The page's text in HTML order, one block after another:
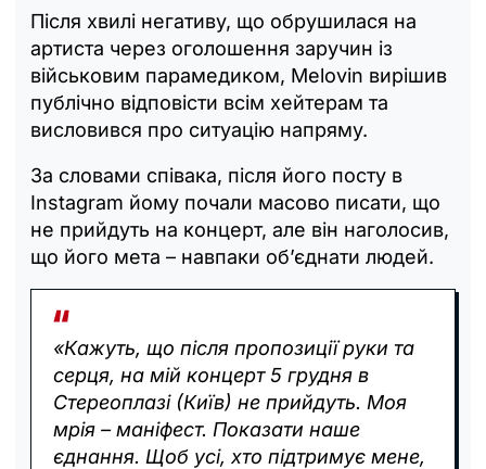
Після хвилі негативу, що обрушилася на
артиста через оголошення заручин із
військовим парамедиком, Melovin вирішив
публічно відповісти всім хейтерам та
висловився про ситуацію напряму.
За словами співака, після його посту в
Instagram йому почали масово писати, що
не прийдуть на концерт, але він наголосив,
що його мета – навпаки об’єднати людей.
«Кажуть, що після пропозиції руки та
серця, на мій концерт 5 грудня в
Стереоплазі (Київ) не прийдуть. Моя
мрія – маніфест. Показати наше
єднання. Щоб усі, хто підтримує мене,